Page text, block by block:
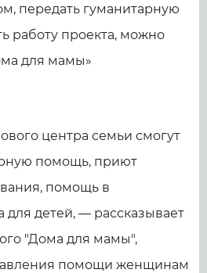
передать гуманитарную
работу проекта, можно
для мамы»
центра семьи смогут
помощь, приют
помощь в
для детей, — рассказывает
"Дома для мамы",
помощи женщинам